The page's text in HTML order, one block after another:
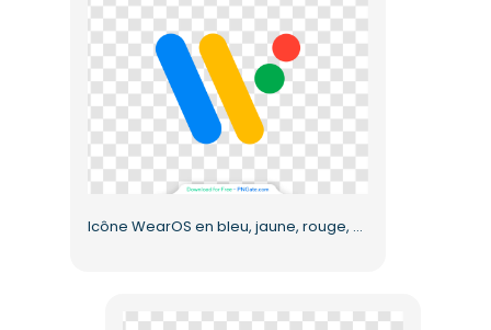
Icône WearOS en bleu, jaune, rouge, vert, style moderne PNG gratuit